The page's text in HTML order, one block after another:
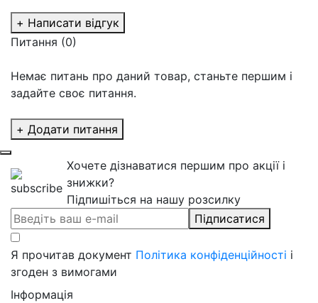
+ Написати відгук
Питання (0)
Немає питань про даний товар, станьте першим і
задайте своє питання.
+ Додати питання
Хочете дізнаватися першим про акції і
знижки?
Підпишіться на нашу розсилку
Підписатися
Я прочитав документ Політика конфіденційності і
згоден з вимогами
Інформація